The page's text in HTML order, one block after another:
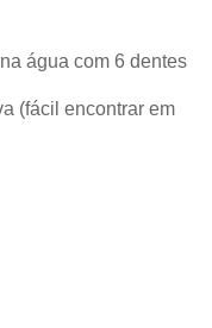
água com 6 dentes
(fácil encontrar em